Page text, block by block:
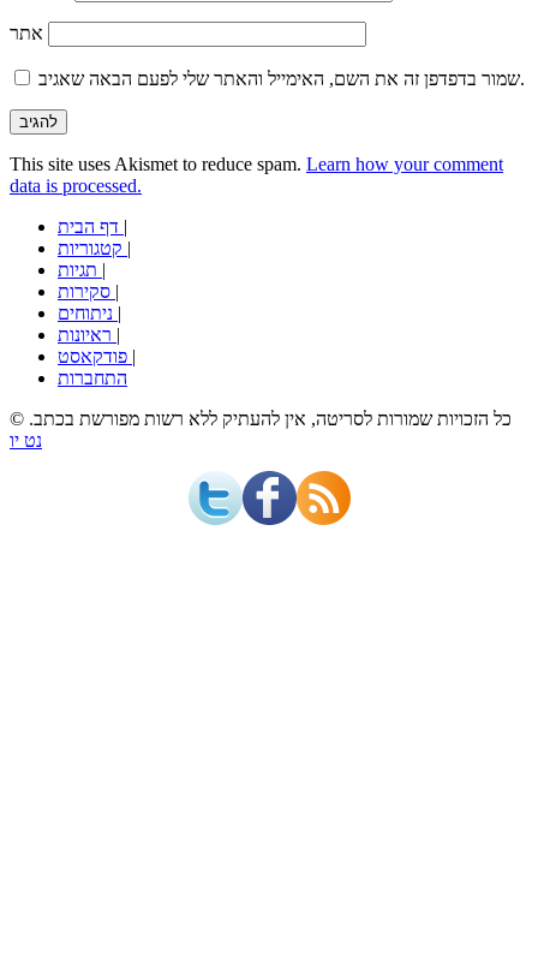
אתר
שמור בדפדפן זה את השם, האימייל והאתר שלי לפעם הבאה שאגיב.
This site uses Akismet to reduce spam. Learn how your comment
data is processed.
|
|
|
|
|
|
|
התחברות
© כל הזכויות שמורות לסריטה, אין להעתיק ללא רשות מפורשת בכתב.
נט יו